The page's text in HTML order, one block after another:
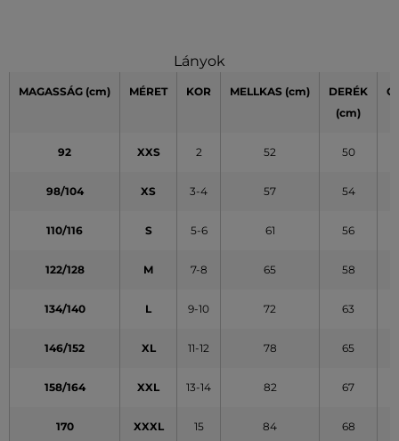
Lányok
MAGASSÁG (cm) MÉRET KOR MELLKAS (cm)
DERÉK
(cm)
92 XXS 2 52 50
98/104 XS 3-4 57 54
110/116 S 5-6 61 56
122/128 M 7-8 65 58
134/140 L 9-10 72 63
146/152 XL 11-12 78 65
158/164 XXL 13-14 82 67
170 XXXL 15 84 68